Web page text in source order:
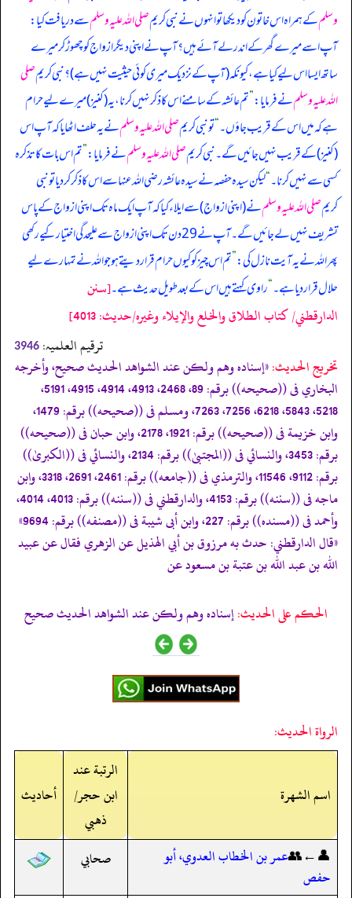
وسلمکے ہمراہ اس خاتون کو دیکھا تو انہوں نے نبی کریمصلی اللہ علیہ وسلمسے دریافت کیا:
آپ اسے میرے گھر کے اندر لے آئے ہیں؟ آپ نے اپنی دیگر ازواج کو چھوڑ کر میرے
ساتھ ایسا اس لیے کیا ہے، کیونکہ (آپ کے نزدیک میری کوئی حیثیت نہیں ہے)؟ نبی کریمصلی
اللہ علیہ وسلمنے فرمایا:”تم عائشہ کے سامنے اس کا ذکر نہیں کرنا، یہ (کنیز) میرے لیے حرام
ہے کہ میں اس کے قریب جاؤں۔“تو نبی کریمصلی اللہ علیہ وسلمنے یہ حلف اٹھایا کہ آپ اس
(کنیز) کے قریب نہیں جائیں گے۔ نبی کریمصلی اللہ علیہ وسلمنے فرمایا:”تم اس بات کا تذکرہ
کسی سے نہیں کرنا۔“لیکن سیدہ حفصہ نے سیدہ عائشہ رضی اللہ عنہا سے اس کا ذکر کر دیا تو نبی
کریمصلی اللہ علیہ وسلمنے (اپنی ازواج) سے ایلاء کیا کہ آپ ایک ماہ تک اپنی ازواج کے پاس
تشریف نہیں لے جائیں گے۔ آپ نے 29 دن تک اپنی ازواج سے علیحدگی اختیار کیے رکھی
پھر اللہ نے یہ آیت نازل کی:”تم اس چیز کو کیوں حرام قرار دیتے ہو جو اللہ نے تمہارے لیے
حلال قرار دیا ہے۔“راوی کہتے ہیں اس کے بعد طویل حدیث ہے۔[سنن
الدارقطني/ كتاب الطلاق والخلع والإيلاء وغيره/حدیث: 4013]
ترقیم العلمیہ: 3946
تخریج الحدیث:«إسناده وهم ولكن عند الشواهد الحديث صحيح، وأخرجه
البخاري فى ((صحيحه)) برقم: 89، 2468، 4913، 4914، 4915، 5191،
5218، 5843، 6218، 7256، 7263، ومسلم فى ((صحيحه)) برقم: 1479،
وابن خزيمة فى ((صحيحه)) برقم: 1921، 2178، وابن حبان فى ((صحيحه))
برقم: 3453، والنسائي فى ((المجتبیٰ)) برقم: 2134، والنسائي فى ((الكبریٰ))
برقم: 9112، 11546، والترمذي فى ((جامعه)) برقم: 2461، 2691، 3318، وابن
ماجه فى ((سننه)) برقم: 4153، والدارقطني فى ((سننه)) برقم: 4013، 4014،
وأحمد فى ((مسنده)) برقم: 227، وابن أبى شيبة فى ((مصنفه)) برقم: 9694»
«قال الدارقطني: حدث به مرزوق بن أبي الهذيل عن الزهري فقال عن عبيد
الله بن عبد الله بن عتبة بن مسعود عن
الحكم على الحديث:إسناده وهم ولكن عند الشواهد الحديث صحيح
الرواة الحديث:
اسم الشهرة
الرتبة عند
ابن حجر/
ذهبي
أحاديث
👤←👥عمر بن الخطاب العدوي، أبو
حفص
صحابي